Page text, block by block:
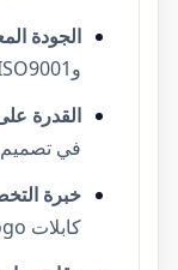
الجودة
وISO9001.
القدرة
في تصميم
خبرة
كابلات Pogo متعددة الأطراف المعقدة.